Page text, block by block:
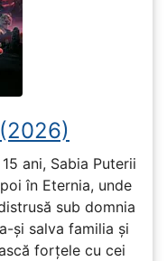
ani, Sabia Puterii
în Eternia, unde
sub domnia
și salva familia și
forțele cu cei